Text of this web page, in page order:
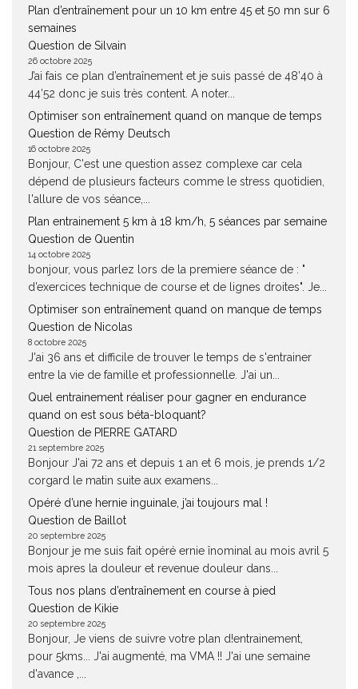
Plan d’entraînement pour un 10 km entre 45 et 50 mn sur 6
semaines
Question de Silvain
26 octobre 2025
J’ai fais ce plan d’entraînement et je suis passé de 48’40 à
44’52 donc je suis très content. A noter...
Optimiser son entraînement quand on manque de temps
Question de Rémy Deutsch
16 octobre 2025
Bonjour, C'est une question assez complexe car cela
dépend de plusieurs facteurs comme le stress quotidien,
l'allure de vos séance,...
Plan entrainement 5 km à 18 km/h, 5 séances par semaine
Question de Quentin
14 octobre 2025
bonjour, vous parlez lors de la premiere séance de : "
d’exercices technique de course et de lignes droites". Je...
Optimiser son entraînement quand on manque de temps
Question de Nicolas
8 octobre 2025
J'ai 36 ans et difficile de trouver le temps de s'entrainer
entre la vie de famille et professionnelle. J'ai un...
Quel entrainement réaliser pour gagner en endurance
quand on est sous béta-bloquant?
Question de PIERRE GATARD
21 septembre 2025
Bonjour J'ai 72 ans et depuis 1 an et 6 mois, je prends 1/2
corgard le matin suite aux examens...
Opéré d’une hernie inguinale, j’ai toujours mal !
Question de Baillot
20 septembre 2025
Bonjour je me suis fait opéré ernie înominal au mois avril 5
mois apres la douleur et revenue douleur dans...
Tous nos plans d’entraînement en course à pied
Question de Kikie
20 septembre 2025
Bonjour, Je viens de suivre votre plan d!entrainement,
pour 5kms... J'ai augmenté, ma VMA !! J'ai une semaine
d'avance ,...